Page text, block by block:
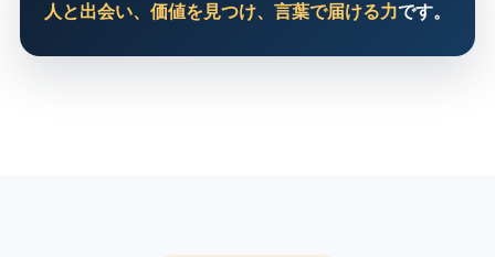
人と出会い、価値を見つけ、言葉で届ける力です。